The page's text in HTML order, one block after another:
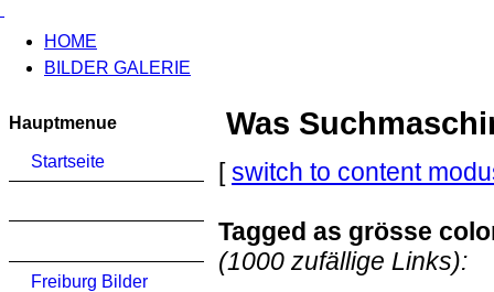
HOME
BILDER GALERIE
Hauptmenue
Startseite
Freiburg Bilder
Was
[switch to content
Tagged as grösse
(1000 zufällige Links):